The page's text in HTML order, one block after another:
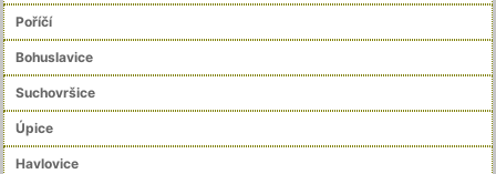
Poříčí
Bohuslavice
Suchovršice
Úpice
Havlovice